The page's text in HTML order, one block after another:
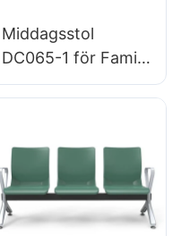
Middagsstol
DC065-1 för Family
Restaurant Hotel